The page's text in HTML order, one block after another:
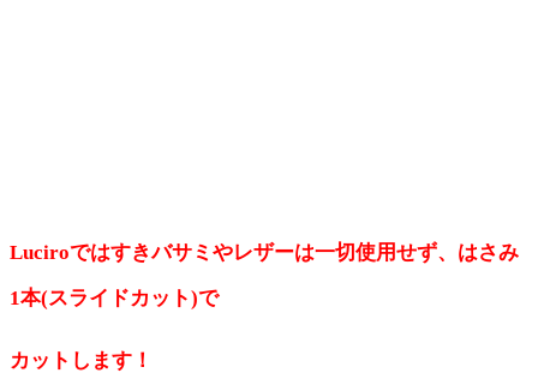
Luciroではすきバサミやレザーは一切使用せず、はさみ
1本(スライドカット)で
カットします！